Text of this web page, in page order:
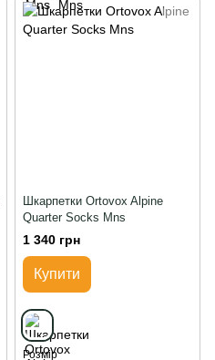
Шкарпетки Ortovox Alpine
Quarter Socks Mns
1 340 грн
Купити
Розмір